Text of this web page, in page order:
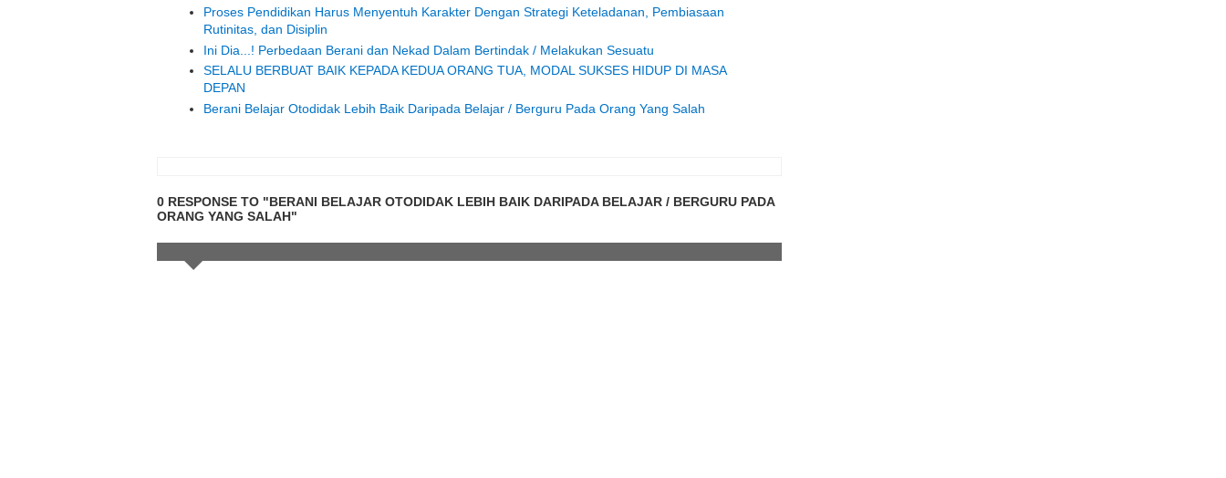
Proses Pendidikan Harus Menyentuh Karakter Dengan Strategi Keteladanan, Pembiasaan
Rutinitas, dan Disiplin
Ini Dia...! Perbedaan Berani dan Nekad Dalam Bertindak / Melakukan Sesuatu
SELALU BERBUAT BAIK KEPADA KEDUA ORANG TUA, MODAL SUKSES HIDUP DI MASA
DEPAN
Berani Belajar Otodidak Lebih Baik Daripada Belajar / Berguru Pada Orang Yang Salah
0 RESPONSE TO "BERANI BELAJAR OTODIDAK LEBIH BAIK DARIPADA BELAJAR / BERGURU PADA
ORANG YANG SALAH"